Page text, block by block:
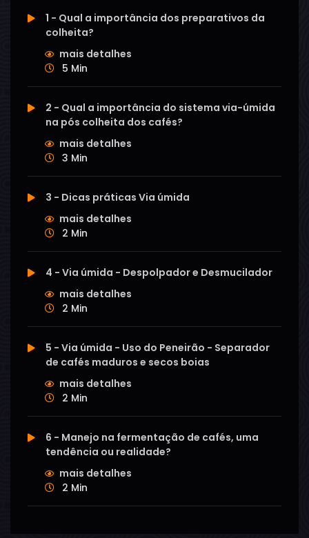
1 - Qual a importância dos preparativos da
colheita?
mais detalhes
5 Min
2 - Qual a importância do sistema via-úmida
na pós colheita dos cafés?
mais detalhes
3 Min
3 - Dicas práticas Via úmida
mais detalhes
2 Min
4 - Via úmida - Despolpador e Desmucilador
mais detalhes
2 Min
5 - Via úmida - Uso do Peneirão - Separador
de cafés maduros e secos boias
mais detalhes
2 Min
6 - Manejo na fermentação de cafés, uma
tendência ou realidade?
mais detalhes
2 Min